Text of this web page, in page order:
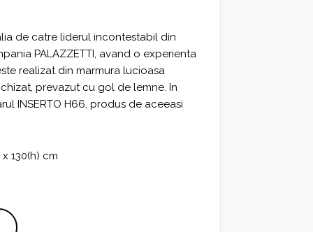
de catre liderul incontestabil din
PALAZZETTI, avand o experienta
realizat din marmura lucioasa
prevazut cu gol de lemne. In
INSERTO H66, produs de aceeasi
130(h) cm